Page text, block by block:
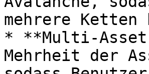
mehrere Ketten
* **Multi-
Mehrheit der